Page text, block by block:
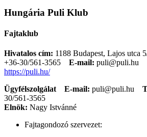
Hungária Puli Klub
Fajtaklub
Hivatalos cím: 1188 Budapest, Lajos utca
+36-30/561-3565
E-mail: puli@puli.hu
https://puli.hu/
Ügyfélszolgálat
E-mail: puli@puli.hu
30/561-3565
Elnök: Nagy Istvánné
Fajtagondozó szervezet: